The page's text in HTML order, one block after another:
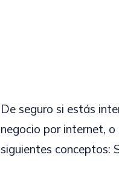
De seguro si estás
negocio por internet,
siguientes conceptos: